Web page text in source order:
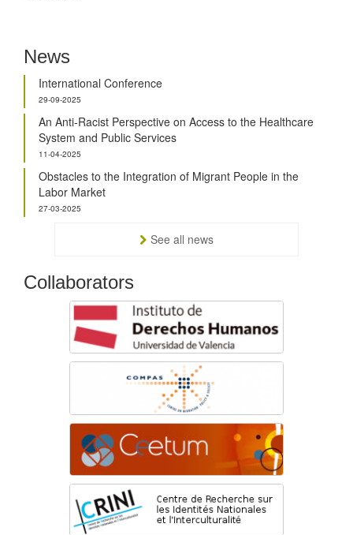
News
International Conference
29-09-2025
An Anti-Racist Perspective on Access to the Healthcare
System and Public Services
11-04-2025
Obstacles to the Integration of Migrant People in the
Labor Market
27-03-2025
See all news
Collaborators